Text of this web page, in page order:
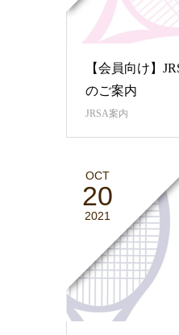
【会員向け】
のご案内
JRSA案内
OCT
20
2021